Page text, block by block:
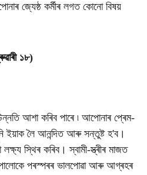
জ্যেষ্ঠ কৰ্মীৰ লগত কোনো বিষয়
১৮)
আশা কৰিব পাৰে ৷ আপোনাৰ প্ৰেম-
ইয়াক লৈ আনন্দিত আৰু সন্তুষ্ট হ'ব।
স্থিৰ কৰিব। স্বামী-স্ত্ৰীৰ মাজত
পৰস্পৰৰ ভালপোৱা আৰু আগ্ৰহৰ